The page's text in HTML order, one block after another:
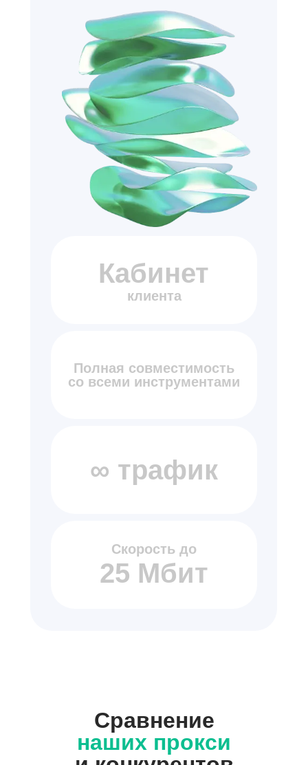
Кабинет
клиента
Полная совместимость
со всеми инструментами
∞ трафик
25 Мбит
Скорость до
Сравнение
наших прокси